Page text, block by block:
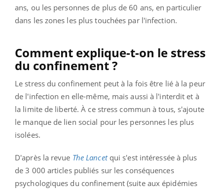
ans, ou les personnes de plus de 60 ans, en particulier
dans les zones les plus touchées par l'infection.
Comment explique-t-on le stress
du confinement ?
Le stress du confinement peut à la fois être lié à la peur
de l'infection en elle-même, mais aussi à l'interdit et à
la limite de liberté. À ce stress commun à tous, s'ajoute
le manque de lien social pour les personnes les plus
isolées.
D'après la revue The Lancetqui s'est intéressée à plus
de 3 000 articles publiés sur les conséquences
psychologiques du confinement (suite aux épidémies